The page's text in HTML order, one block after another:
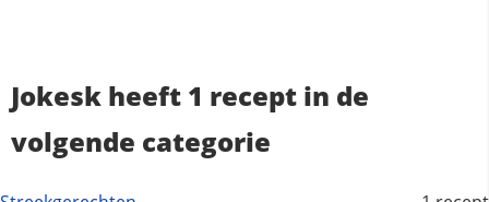
Jokesk heeft 1 recept in de
volgende categorie